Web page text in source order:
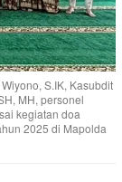
S.IK, Kasubdit
MH, personel
kegiatan doa
2025 di Mapolda